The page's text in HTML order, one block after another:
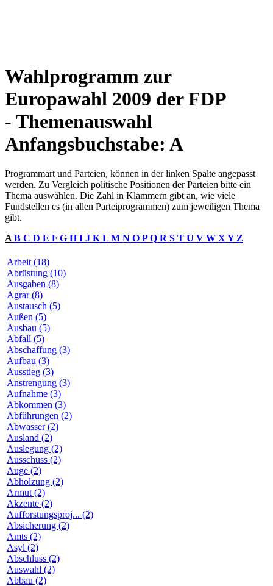
Wahlprogramm zur
Europawahl 2009 der FDP
- Themenauswahl
Anfangsbuchstabe: A
Programmart und Parteien, können in der linken Spalte angepasst
werden. Zu Vergleich politische Positionen der Parteien bitte ein
Thema auswählen. Die Zahl in Klammern gibt an, wie viele
Fundstellen es (in allen Parteiprogrammen) zum jeweiligen Thema
gibt.
A B C D E F G HI J K L M N O PQ R S T U V W X YZ
Arbeit (18)
Abrüstung (10)
Ausgaben (8)
Agrar (8)
Austausch (5)
Außen (5)
Ausbau (5)
Abfall (5)
Abschaffung (3)
Aufbau (3)
Ausstieg (3)
Anstrengung (3)
Aufnahme (3)
Abkommen (3)
Abführungen (2)
Abwasser (2)
Ausland (2)
Auslegung (2)
Ausschuss (2)
Auge (2)
Abholzung (2)
Armut (2)
Akzente (2)
Aufforstungsproj... (2)
Absicherung (2)
Amts (2)
Asyl (2)
Abschluss (2)
Auswahl (2)
Abbau (2)